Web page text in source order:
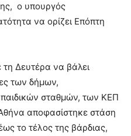
ο υπουργός
να ορίζει Επόπτη
Δευτέρα να βάλει
των δήμων,
σταθμών, των ΚΕΠ
αποφασίστηκε στάση
το τέλος της βάρδιας,